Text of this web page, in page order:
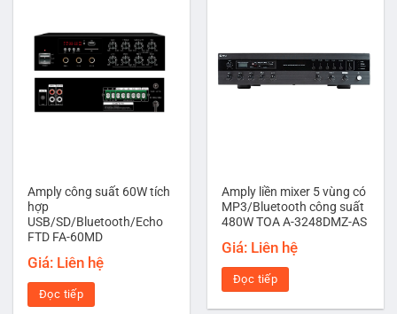
Amply công suất 60W tích
hợp
USB/SD/Bluetooth/Echo
FTD FA-60MD
Giá: Liên hệ
Đọc tiếp
Amply liền mixer 5 vùng có
MP3/Bluetooth công suất
480W TOA A-3248DMZ-AS
Giá: Liên hệ
Đọc tiếp